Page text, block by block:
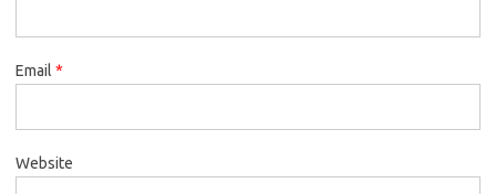
Email *
Website